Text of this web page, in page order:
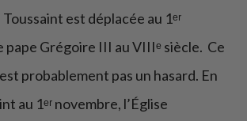
est déplacée au 1ᵉʳ
pape Grégoire III au VIIIᵉ siècle. Ce
probablement pas un hasard. En
au 1ᵉʳ novembre, l’Église